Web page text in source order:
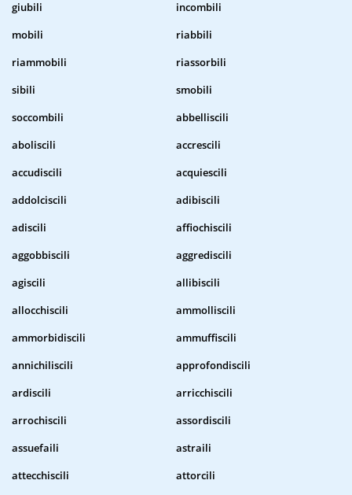
giubili
incombili
mobili
riabbili
riammobili
riassorbili
sibili
smobili
soccombili
abbelliscili
aboliscili
accrescili
accudiscili
acquiescili
addolciscili
adibiscili
adiscili
affiochiscili
aggobbiscili
aggrediscili
agiscili
allibiscili
allocchiscili
ammolliscili
ammorbidiscili
ammuffiscili
annichiliscili
approfondiscili
ardiscili
arricchiscili
arrochiscili
assordiscili
assuefaili
astraili
attecchiscili
attorcili